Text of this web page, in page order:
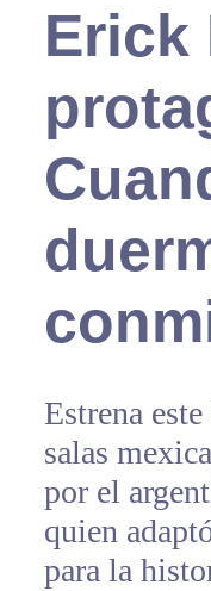
Erick
Estrena
salas
por el
quien
para la